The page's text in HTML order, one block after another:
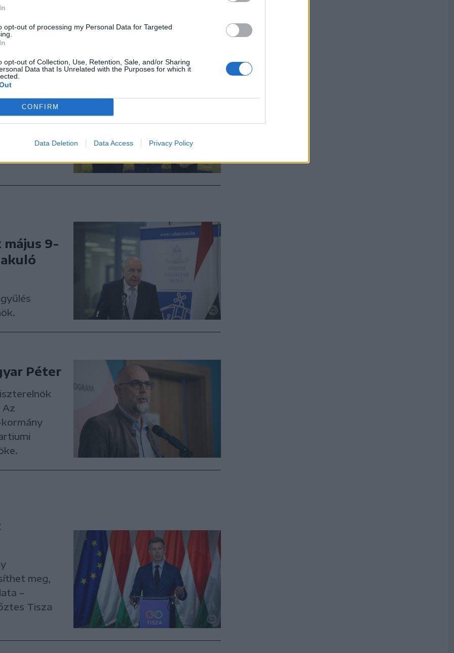
opt-out of processing my Personal Data for Targeted
opt-out of Collection, Use, Retention, Sale, and/or Sharing
Data that Is Unrelated with the Purposes for which it
CONFIRM
Data Deletion Data Access Privacy Policy
fel a
pedig
május 9-
Péter
Az
meg,
–
Tisza